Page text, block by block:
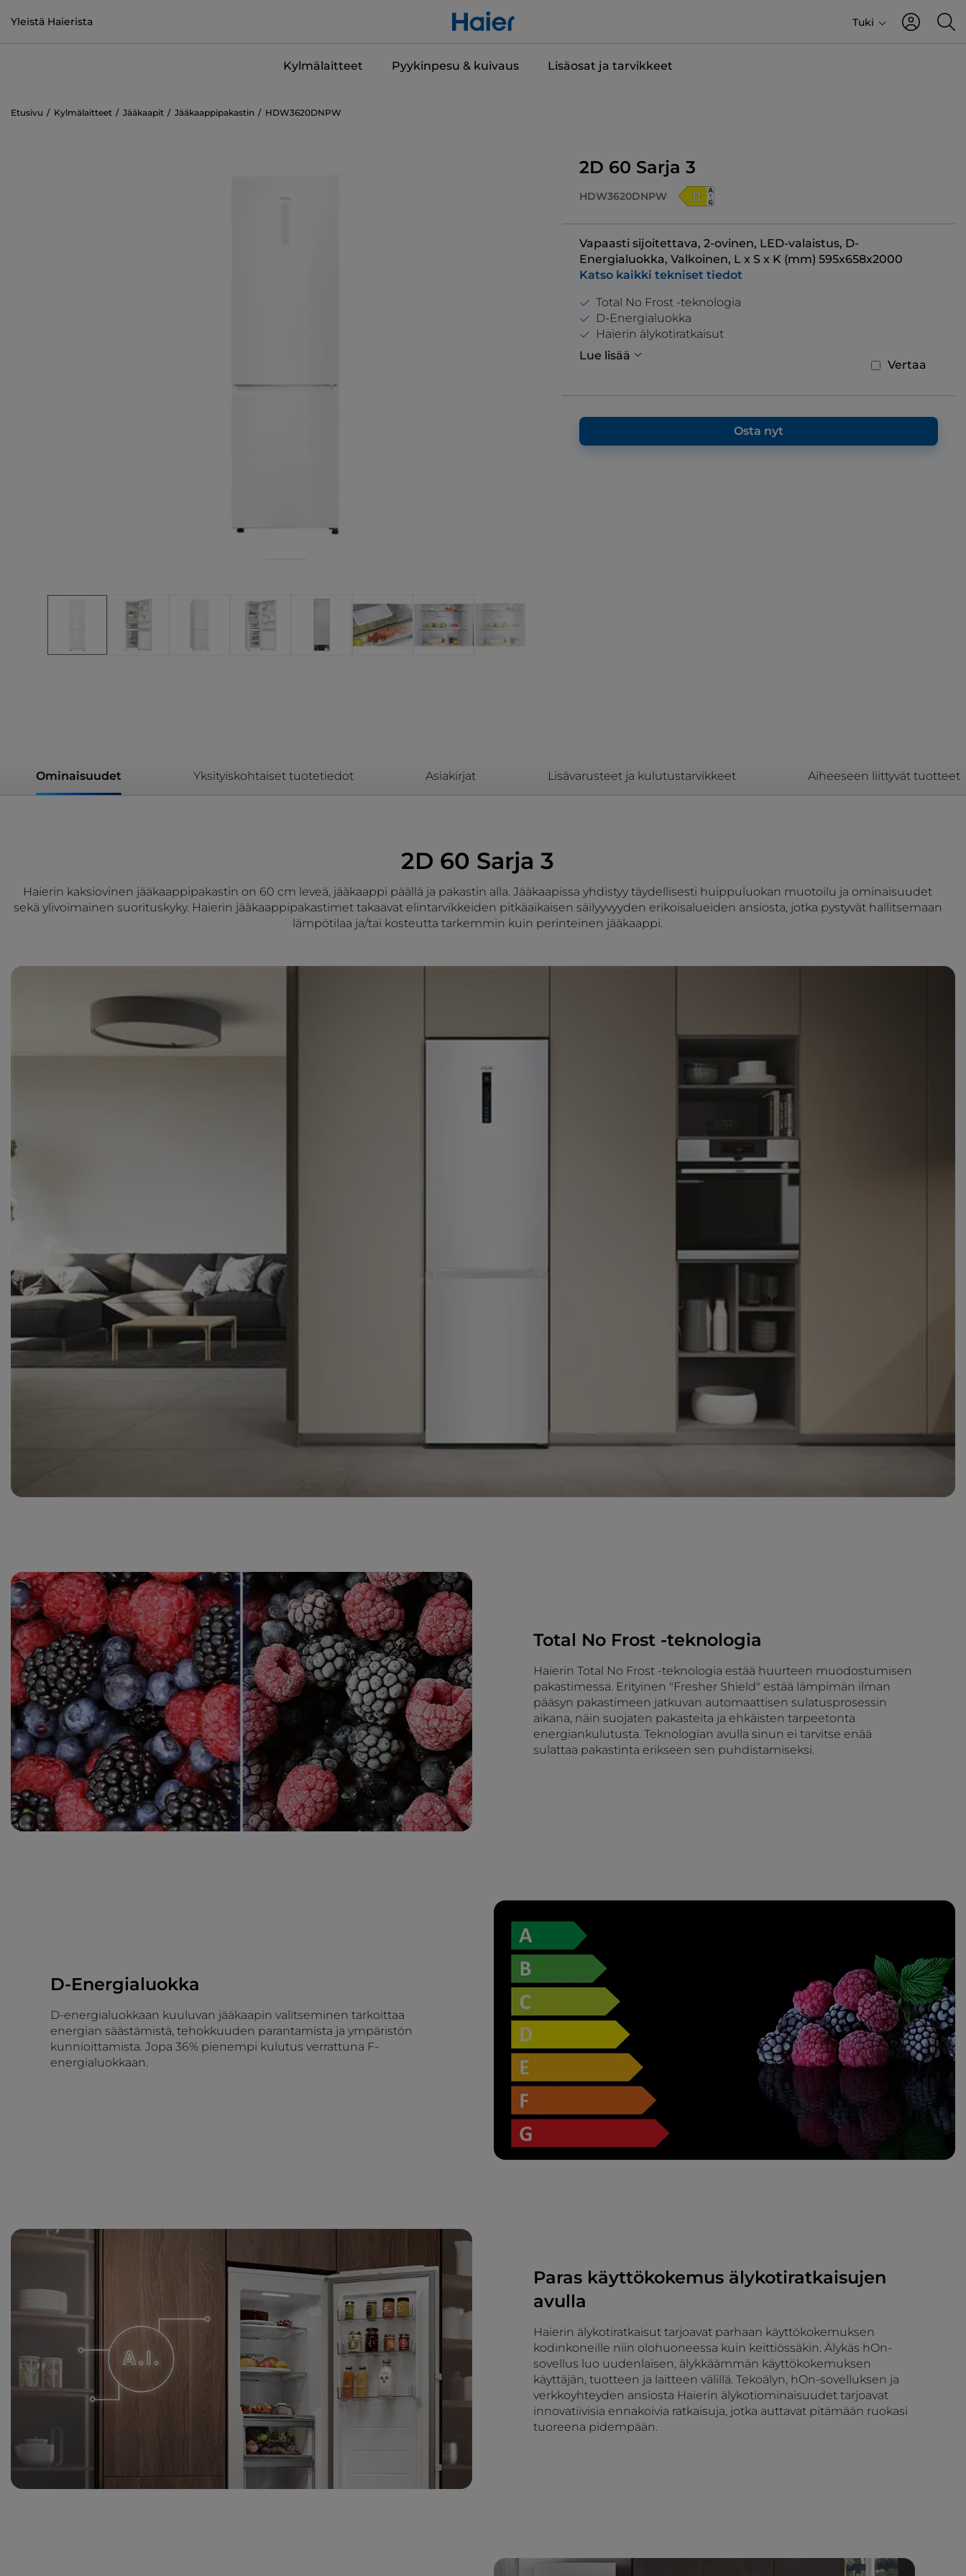
Yleistä Haierista Tuki
Kylmälaitteet Pyykinpesu & kuivaus Lisäosat ja tarvikkeet
Etusivu Kylmälaitteet Jääkaapit Jääkaappipakastin HDW3620DNPW
2D 60 Sarja 3
HDW3620DNPW
Vapaasti sijoitettava, 2-ovinen, LED-valaistus, D-
Energialuokka, Valkoinen, L x S x K (mm) 595x658x2000
Katso kaikki tekniset tiedot
Vertaa
Total No Frost -teknologia
D-Energialuokka
Haierin älykotiratkaisut
Lue lisää
Osta nyt
Ominaisuudet Yksityiskohtaiset tuotetiedot Asiakirjat Lisävarusteet ja kulutustarvikkeet Aiheeseen liittyvät tuotteet
2D 60 Sarja 3
Haierin kaksiovinen jääkaappipakastin on 60 cm leveä, jääkaappi päällä ja pakastin alla. Jääkaapissa yhdistyy täydellisesti huippuluokan muotoilu ja ominaisuudet
sekä ylivoimainen suorituskyky. Haierin jääkaappipakastimet takaavat elintarvikkeiden pitkäaikaisen säilyyvyyden erikoisalueiden ansiosta, jotka pystyvät hallitsemaan
lämpötilaa ja/tai kosteutta tarkemmin kuin perinteinen jääkaappi.
Total No Frost -teknologia
Haierin Total No Frost -teknologia estää huurteen muodostumisen
pakastimessa. Erityinen "Fresher Shield" estää lämpimän ilman
pääsyn pakastimeen jatkuvan automaattisen sulatusprosessin
aikana, näin suojaten pakasteita ja ehkäisten tarpeetonta
energiankulutusta. Teknologian avulla sinun ei tarvitse enää
sulattaa pakastinta erikseen sen puhdistamiseksi.
D-Energialuokka
D-energialuokkaan kuuluvan jääkaapin valitseminen tarkoittaa
energian säästämistä, tehokkuuden parantamista ja ympäristön
kunnioittamista. Jopa 36% pienempi kulutus verrattuna F-
energialuokkaan.
Paras käyttökokemus älykotiratkaisujen
avulla
Haierin älykotiratkaisut tarjoavat parhaan käyttökokemuksen
kodinkoneille niin olohuoneessa kuin keittiössäkin. Älykäs hOn-
sovellus luo uudenlaisen, älykkäämmän käyttökokemuksen
käyttäjän, tuotteen ja laitteen välillä. Tekoälyn, hOn-sovelluksen ja
verkkoyhteyden ansiosta Haierin älykotiominaisuudet tarjoavat
innovatiivisia ennakoivia ratkaisuja, jotka auttavat pitämään ruokasi
tuoreena pidempään.